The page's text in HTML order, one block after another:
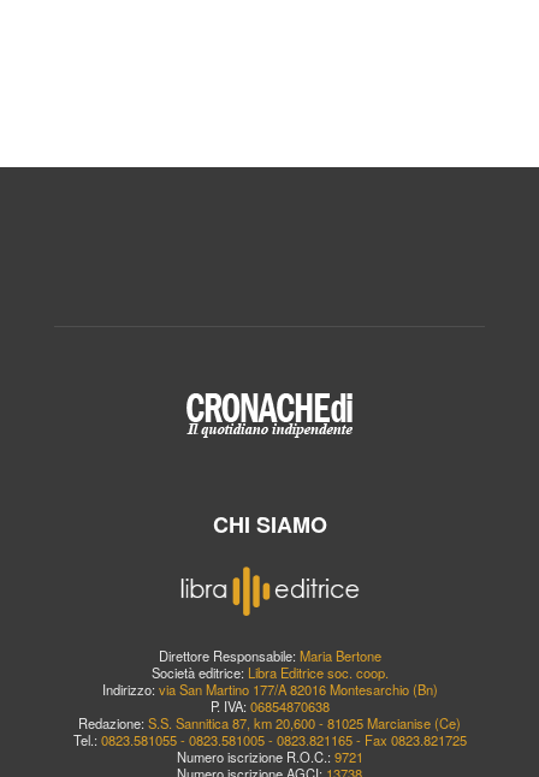
CHI SIAMO
Direttore Responsabile: Maria Bertone
Società editrice: Libra Editrice soc. coop.
Indirizzo: via San Martino 177/A 82016 Montesarchio (Bn)
P. IVA: 06854870638
Redazione: S.S. Sannitica 87, km 20,600 - 81025 Marcianise (Ce)
Tel.: 0823.581055 - 0823.581005 - 0823.821165 - Fax 0823.821725
Numero iscrizione R.O.C.: 9721